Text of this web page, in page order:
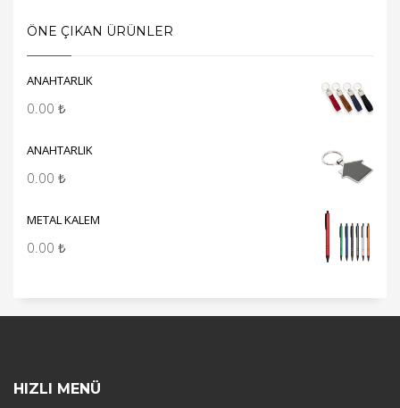
ÖNE ÇIKAN ÜRÜNLER
ANAHTARLIK
0.00 ₺
ANAHTARLIK
0.00 ₺
METAL KALEM
0.00 ₺
HIZLI MENÜ